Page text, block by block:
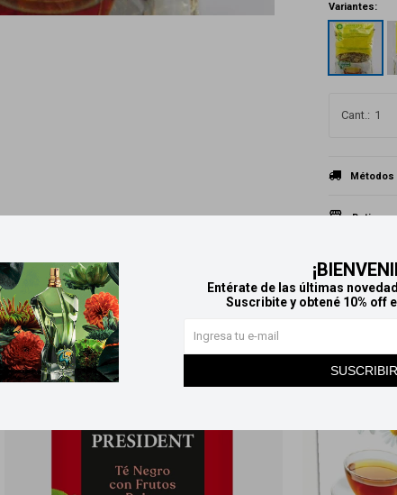
Entérate de las últimas
Suscribite y obtené 10% off
Variantes:
1
Retiros
Productos que te pueden